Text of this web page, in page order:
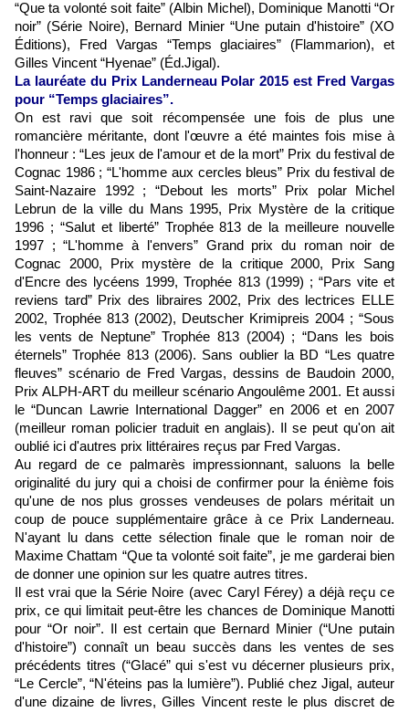
“Que ta volonté soit faite” (Albin Michel), Dominique Manotti “Or
noir” (Série Noire), Bernard Minier “Une putain d'histoire” (XO
Éditions), Fred Vargas “Temps glaciaires” (Flammarion), et
Gilles Vincent “Hyenae” (Éd.Jigal).
La lauréate du Prix Landerneau Polar 2015 est Fred Vargas
pour “Temps glaciaires”.
On est ravi que soit récompensée une fois de plus une
romancière méritante, dont l'œuvre a été maintes fois mise à
l'honneur : “Les jeux de l'amour et de la mort” Prix du festival de
Cognac 1986 ;“L'homme aux cercles bleus” Prix du festival de
Saint-Nazaire 1992 ; “Debout les morts”Prix polar Michel
Lebrun de la ville du Mans 1995, Prix Mystère de la critique
1996 ; “Salut et liberté”Trophée 813 de la meilleure nouvelle
1997 ;“L'homme à l'envers”Grand prix du roman noir de
Cognac 2000, Prix mystère de la critique 2000, Prix Sang
d'Encre des lycéens 1999, Trophée 813 (1999) ; “Pars vite et
reviens tard”Prix des libraires 2002, Prix des lectrices ELLE
2002, Trophée 813 (2002), Deutscher Krimipreis 2004 ; “Sous
les vents de Neptune”Trophée 813 (2004) ; “Dans les bois
éternels” Trophée 813 (2006). Sans oublier la BD “Les quatre
fleuves” scénario de Fred Vargas, dessins de Baudoin 2000,
Prix ALPH-ART du meilleur scénario Angoulême 2001. Et aussi
le“Duncan Lawrie International Dagger” en 2006 et en 2007
(meilleur roman policier traduit en anglais). Il se peut qu'on ait
oublié ici d'autres prix littéraires reçus par Fred Vargas.
Au regard de ce palmarès impressionnant, saluons la belle
originalité du jury qui a choisi de confirmer pour la énième fois
qu'une de nos plus grosses vendeuses de polars méritait un
coup de pouce supplémentaire grâce à ce Prix Landerneau.
N'ayant lu dans cette sélection finale que le roman noir de
Maxime Chattam “Que ta volonté soit faite”, je me garderai bien
de donner une opinion sur les quatre autres titres.
Il est vrai que la Série Noire (avec Caryl Férey) a déjà reçu ce
prix, ce qui limitait peut-être les chances de Dominique Manotti
pour “Or noir”. Il est certain que Bernard Minier (“Une putain
d'histoire”) connaît un beau succès dans les ventes de ses
précédents titres (“Glacé” qui s'est vu décerner plusieurs prix,
“Le Cercle”,“N'éteins pas la lumière”). Publié chez Jigal, auteur
d'une dizaine de livres, Gilles Vincent reste le plus discret de